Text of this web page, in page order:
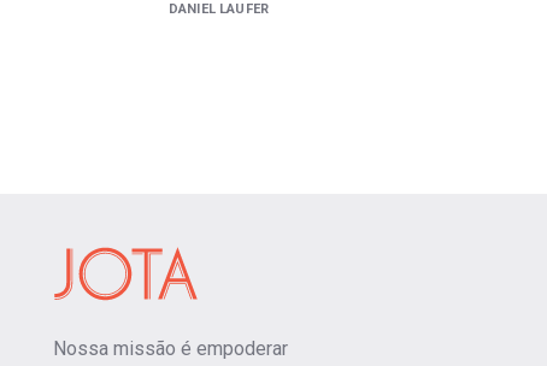
DANIEL LAUFER
Nossa missão é empoderar